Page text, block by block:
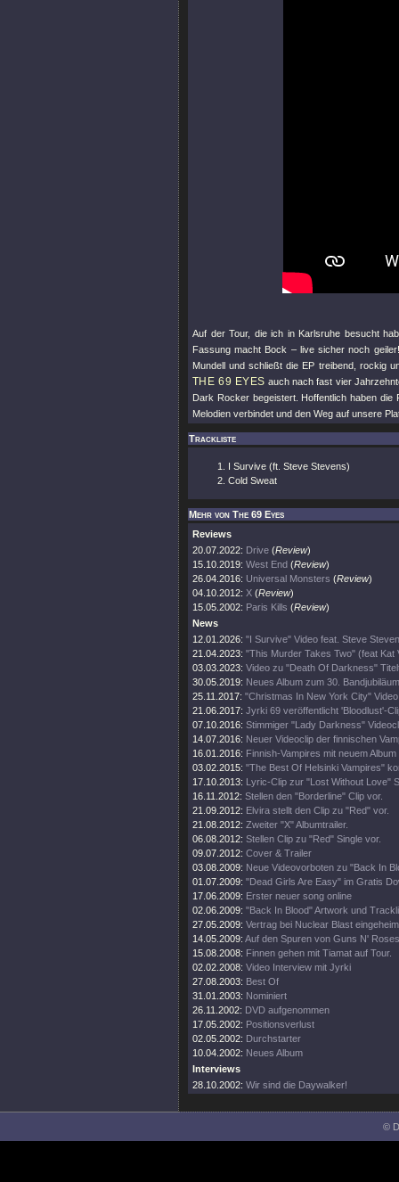
Auf der Tour, die ich in Karlsruhe besucht
Fassung macht Bock – live sicher noch
Mundell und schließt die EP treibend, rockig
THE 69 EYES auch nach fast vier
Dark Rocker begeistert. Hoffentlich haben
Melodien verbindet und den Weg auf unsere
Trackliste
I Survive (ft. Steve Stevens)
Cold Sweat
Mehr von The 69 Eyes
Reviews
20.07.2022: Drive (Review)
15.10.2019: West End (Review)
26.04.2016: Universal Monsters (Review)
04.10.2012: X (Review)
15.05.2002: Paris Kills (Review)
News
12.01.2026: "I Survive" Video feat. Steve
21.04.2023: "This Murder Takes Two" (feat Kat
03.03.2023: Video zu "Death Of Darkness"
30.05.2019: Neues Album zum 30. Bandjubiläum
25.11.2017: "Christmas In New York City" Video
21.06.2017: Jyrki 69 veröffentlicht 'Bloodlust'-
07.10.2016: Stimmiger "Lady Darkness"
14.07.2016: Neuer Videoclip der finnischen
16.01.2016: Finnish-Vampires mit neuem
03.02.2015: "The Best Of Helsinki Vampires"
17.10.2013: Lyric-Clip zur "Lost Without Love"
16.11.2012: Stellen den "Borderline" Clip vor.
21.09.2012: Elvira stellt den Clip zu "Red" vor.
21.08.2012: Zweiter "X" Albumtrailer.
06.08.2012: Stellen Clip zu "Red" Single vor.
09.07.2012: Cover & Trailer
03.08.2009: Neue Videovorboten zu "Back In
01.07.2009: "Dead Girls Are Easy" im Gratis
17.06.2009: Erster neuer song online
02.06.2009: "Back In Blood" Artwork und
27.05.2009: Vertrag bei Nuclear Blast
14.05.2009: Auf den Spuren von Guns N'
15.08.2008: Finnen gehen mit Tiamat auf Tour.
02.02.2008: Video Interview mit Jyrki
27.08.2003: Best Of
31.01.2003: Nominiert
26.11.2002: DVD aufgenommen
17.05.2002: Positionsverlust
02.05.2002: Durchstarter
10.04.2002: Neues Album
Interviews
28.10.2002: Wir sind die Daywalker!
©